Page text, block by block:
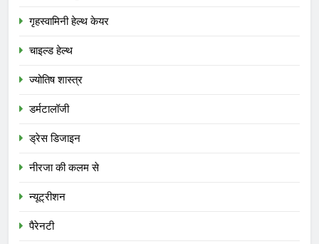
गृहस्वामिनी हेल्थ केयर
चाइल्ड हेल्थ
ज्योतिष शास्त्र
डर्मटालॉजी
ड्रेस डिजाइन
नीरजा की कलम से
न्यूट्रीशन
पैरेनटी